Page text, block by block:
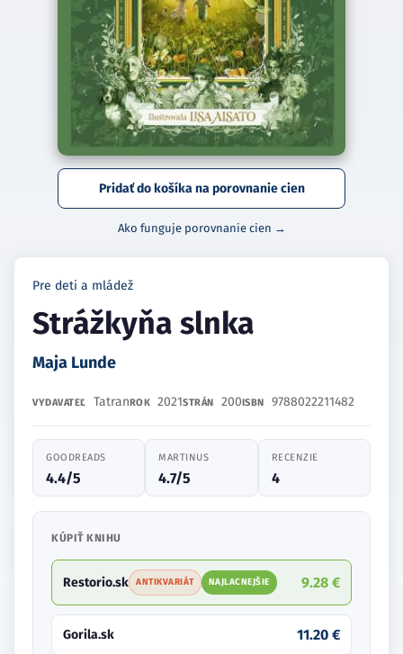
Pridať do košíka na porovnanie cien
Ako funguje porovnanie cien →
Pre deti a mládež
Strážkyňa slnka
Maja Lunde
VYDAVATEĽ TatranROK 2021STRÁN 200ISBN 9788022211482
GOODREADS
4.4/5
MARTINUS
4.7/5
RECENZIE
4
KÚPIŤ KNIHU
Restorio.sk ANTIKVARIÁT NAJLACNEJŠIE 9.28 €
Gorila.sk 11.20 €